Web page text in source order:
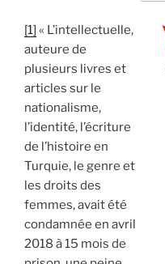
[1] « L’intellectuelle,
auteure de
plusieurs livres et
articles sur le
nationalisme,
l’identité, l’écriture
de l’histoire en
Turquie, le genre et
les droits des
femmes, avait été
condamnée en avril
2018 à 15 mois de